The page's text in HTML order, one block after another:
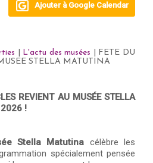
Ajouter à Google Calendar
L'actu des musées | FETE DU
STELLA MATUTINA
REVIENT AU MUSÉE STELLA
2026 !
Stella Matutina célèbre les
spécialement pensée